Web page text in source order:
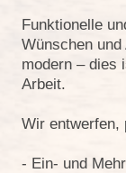
Funktionelle
Wünschen
modern – dies
Arbeit.
Wir entwerfen,
- Ein- und